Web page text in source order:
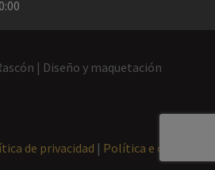
| Diseño y maquetación
de privacidad | Política e cookies